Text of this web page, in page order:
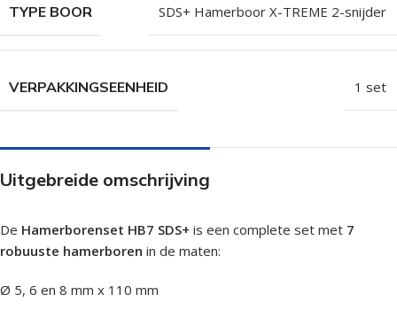
TYPE BOOR SDS+ Hamerboor X-TREME 2-snijder
VERPAKKINGSEENHEID 1 set
Uitgebreide omschrijving
De Hamerborenset HB7 SDS+ is een complete set met 7
robuuste hamerboren in de maten:
Ø 5, 6 en 8 mm x 110 mm